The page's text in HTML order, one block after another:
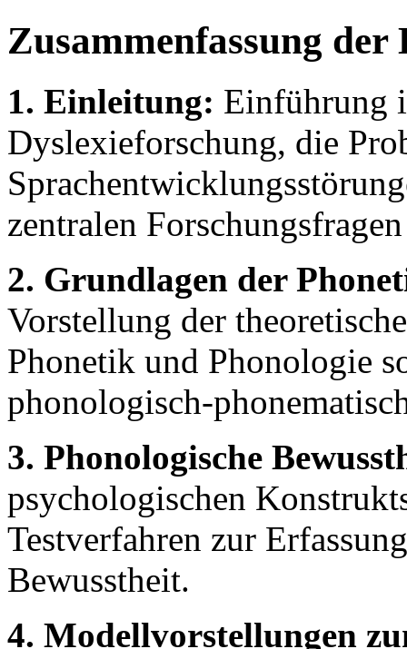
Zusammenfassung der
1. Einleitung: Einführung
Dyslexieforschung, die
zentralen
2. Grundlagen der
Vorstellung der
Phonetik und Phonologie
phonologisch-
3. Phonologische
psychologischen
Testverfahren zur
Bewusstheit.
4. Modellvorstellungen